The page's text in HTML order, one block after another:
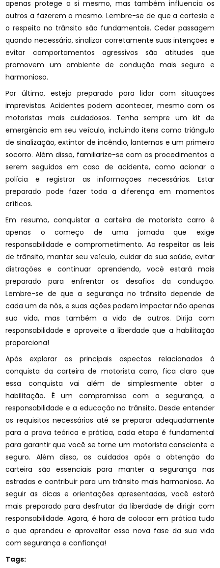
apenas protege a si mesmo, mas também influencia os
outros a fazerem o mesmo. Lembre-se de que a cortesia e
o respeito no trânsito são fundamentais. Ceder passagem
quando necessário, sinalizar corretamente suas intenções e
evitar comportamentos agressivos são atitudes que
promovem um ambiente de condução mais seguro e
harmonioso.
Por último, esteja preparado para lidar com situações
imprevistas. Acidentes podem acontecer, mesmo com os
motoristas mais cuidadosos. Tenha sempre um kit de
emergência em seu veículo, incluindo itens como triângulo
de sinalização, extintor de incêndio, lanternas e um primeiro
socorro. Além disso, familiarize-se com os procedimentos a
serem seguidos em caso de acidente, como acionar a
polícia e registrar as informações necessárias. Estar
preparado pode fazer toda a diferença em momentos
críticos.
Em resumo, conquistar a carteira de motorista carro é
apenas o começo de uma jornada que exige
responsabilidade e comprometimento. Ao respeitar as leis
de trânsito, manter seu veículo, cuidar da sua saúde, evitar
distrações e continuar aprendendo, você estará mais
preparado para enfrentar os desafios da condução.
Lembre-se de que a segurança no trânsito depende de
cada um de nós, e suas ações podem impactar não apenas
sua vida, mas também a vida de outros. Dirija com
responsabilidade e aproveite a liberdade que a habilitação
proporciona!
Após explorar os principais aspectos relacionados à
conquista da carteira de motorista carro, fica claro que
essa conquista vai além de simplesmente obter a
habilitação. É um compromisso com a segurança, a
responsabilidade e a educação no trânsito. Desde entender
os requisitos necessários até se preparar adequadamente
para a prova teórica e prática, cada etapa é fundamental
para garantir que você se torne um motorista consciente e
seguro. Além disso, os cuidados após a obtenção da
carteira são essenciais para manter a segurança nas
estradas e contribuir para um trânsito mais harmonioso. Ao
seguir as dicas e orientações apresentadas, você estará
mais preparado para desfrutar da liberdade de dirigir com
responsabilidade. Agora, é hora de colocar em prática tudo
o que aprendeu e aproveitar essa nova fase da sua vida
com segurança e confiança!
Tags: